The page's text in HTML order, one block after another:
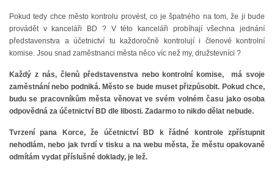
SPOLEK SPRAVEDLNOST PRO BYTOVÁ DRUŽSTVA
SMLOUVY O SDRUŽENÍ
ČLÁNKY Z NOVIN
DŮLEŽITÁ TELEFONNÍ ČÍSLA
MOHLO BY SE VÁM HODIT!
Pokud tedy chce město kontrolu provést, co je špatného na tom, že ji bude
provádět v kanceláři BD ? V této kanceláři probíhají všechna jednání
představenstva a účetnictví tu každoročně kontrolují i členové kontrolní
komise. Jsou snad zaměstnanci města něco víc než my, družstevníci ?
Každý z nás, členů představenstva nebo kontrolní komise, má svoje
zaměstnání nebo podniká. Město se bude muset přizpůsobit. Pokud chce,
budu se pracovníkům města věnovat ve svém volném času jako osoba
odpovědná za účetnictví BD dle libosti. Zadarmo to nikdo dělat nebude.
Tvrzení pana Korce, že účetnictví BD k řádné kontrole zpřístupnit
nehodlám, nebo jak tvrdí v tisku a na webu města, že městu opakovaně
odmítám vydat příslušné doklady, je lež.